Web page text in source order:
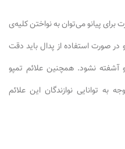
پیانو می‌توان به نواختن کلیه‌ی
در صورت استفاده از پدال باید دقت
نشود. همچنین علائم تمپو
به توانایی نوازندگان این علائم